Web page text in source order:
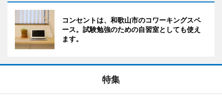
コンセントは、和歌山市のコワーキングスペ
ース。試験勉強のための自習室としても使え
ます。
特集